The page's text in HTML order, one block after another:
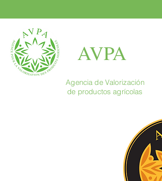
AVPA
Agencia de Valorización
de productos agrícolas